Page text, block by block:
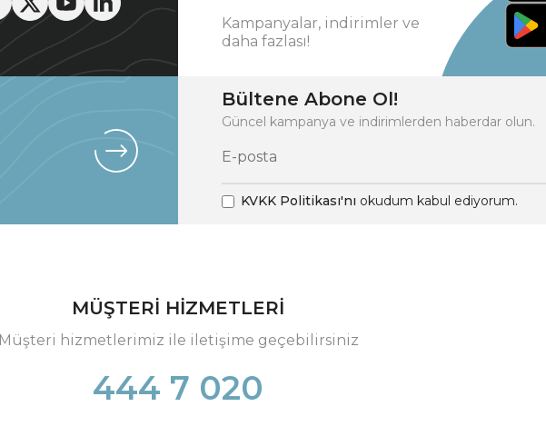
Kampanyalar, indirimler ve
daha fazlası!
Bültene Abone Ol!
Güncel kampanya ve indirimlerden haberdar olun.
KVKK Politikası'nı okudum kabul ediyorum.
MÜŞTERİ HİZMETLERİ
Müşteri hizmetlerimiz ile iletişime geçebilirsiniz
444 7 020